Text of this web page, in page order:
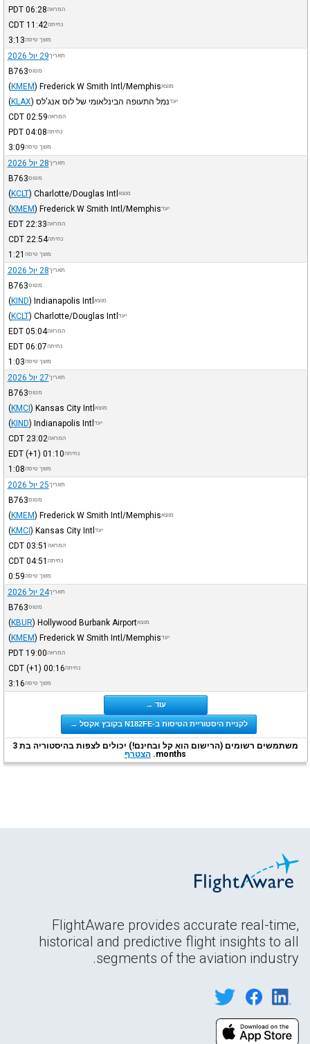
המראה06:28
PDT
נחיתה11:42
CDT
משך טיסה3:13
תאריך29 יול 2026
מטוסB763
מוצאFrederick W Smith Intl/Memphis
(KMEM)
יעדנמל התעופה הבינלאומי של לוס אנג'לס (KLAX)
המראה02:59
CDT
נחיתה04:08
PDT
משך טיסה3:09
תאריך28 יול 2026
מטוסB763
מוצא Charlotte/Douglas Intl
(KCLT)
יעדFrederick W Smith Intl/Memphis
(KMEM)
המראה22:33
EDT
נחיתה22:54
CDT
משך טיסה 1:21
תאריך28 יול 2026
מטוסB763
מוצא Indianapolis Intl
(KIND)
יעד Charlotte/Douglas Intl
(KCLT)
המראה05:04
EDT
נחיתה06:07
EDT
משך טיסה1:03
תאריך27 יול 2026
מטוסB763
מוצא Kansas City Intl
(KMCI)
יעד Indianapolis Intl
(KIND)
המראה23:02
CDT
נחיתה01:10
EDT(+1)
משך טיסה1:08
תאריך25 יול 2026
מטוסB763
מוצאFrederick W Smith Intl/Memphis
(KMEM)
יעד Kansas City Intl
(KMCI)
המראה 03:51
CDT
נחיתה 04:51
CDT
משך טיסה0:59
תאריך24 יול 2026
מטוסB763
מוצאHollywood Burbank Airport
(KBUR)
יעדFrederick W Smith Intl/Memphis
(KMEM)
המראה19:00
PDT
נחיתה00:16
CDT(+1)
משך טיסה3:16
עוד →
לקניית היסטוריית הטיסות ב-N182FE בקובץ אקסל →
משתמשים רשומים (הרישום הוא קל ובחינם!) יכולים לצפות בהיסטוריה בת 3
months. הצטרף
FlightAware provides accurate real-time,
historical and predictive flight insights to all
segments of the aviation industry.